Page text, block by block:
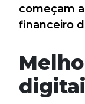
começam
financeiro